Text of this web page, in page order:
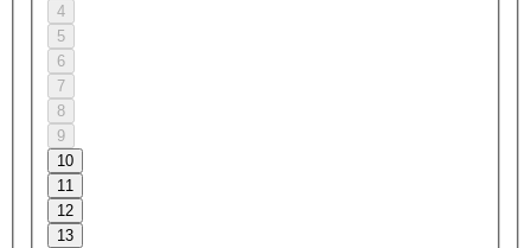
4
5
6
7
8
9
10
11
12
13